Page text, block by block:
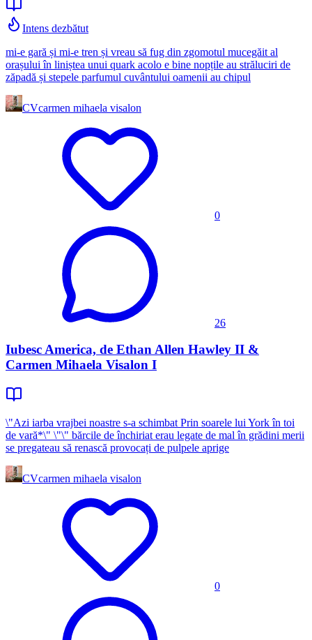
Intens dezbătut
mi-e gară și mi-e tren și vreau să fug din zgomotul mucegăit al
orașului în liniștea unui quark acolo e bine nopțile au străluciri de
zăpadă și stepele parfumul cuvântului oamenii au chipul
CVcarmen mihaela visalon
0
26
Iubesc America, de Ethan Allen Hawley II &
Carmen Mihaela Visalon I
\"Azi iarba vrajbei noastre s-a schimbat Prin soarele lui York în toi
de vară*\" \"\" bărcile de închiriat erau legate de mal în grădini merii
se pregateau să renască provocați de pulpele aprige
CVcarmen mihaela visalon
0